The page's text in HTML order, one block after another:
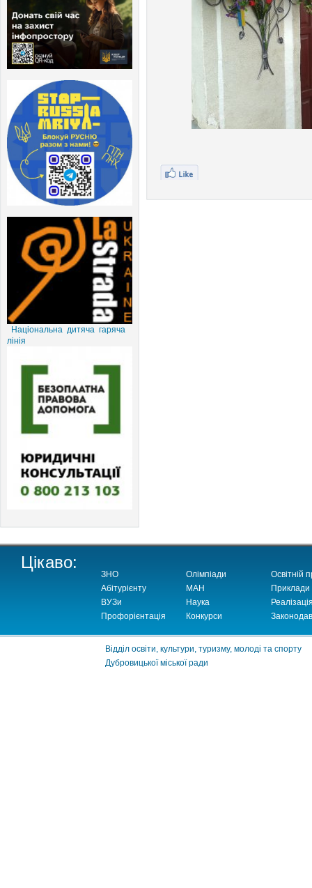
Національна дитяча гаряча
лінія
Цікаво:
ЗНО
Абітурієнту
ВУЗи
Профорієнтація
Олімпіади
МАН
Наука
Конкурси
Освітній
Приклади
Відділ освіти, культури, туризму, молоді та спорту
Дубровицької міської ради